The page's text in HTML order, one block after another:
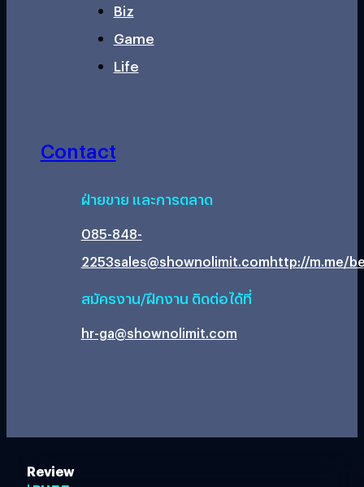
Biz
Game
Life
Contact
ฝ่ายขาย และการตลาด
085-848-
2253sales@shownolimit.comhttp://m.me/
สมัครงาน/ฝึกงาน ติดต่อได้ที่
hr-ga@shownolimit.com
Review